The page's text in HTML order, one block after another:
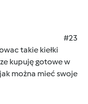
#23
takie kiełki
kupuję gotowe w
można mieć swoje